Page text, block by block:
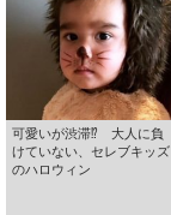
可愛いが渋滞⁉ 大人に負
けていない、セレブキッズ
のハロウィン